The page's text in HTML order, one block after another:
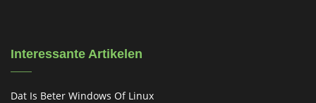
Interessante Artikelen
Dat Is Beter Windows Of Linux